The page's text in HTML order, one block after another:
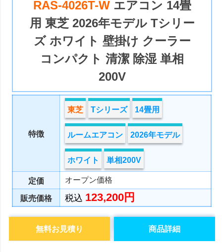
RAS-4026T-W エアコン 14畳
用 東芝 2026年モデル Tシリー
ズ ホワイト 壁掛け クーラー
コンパクト 清潔 除湿 単相
200V
特徴
東芝 Tシリーズ 14畳用
ルームエアコン 2026年モデル
ホワイト 単相200V
定価 オープン価格
販売価格 税込 123,200円
商品詳細
無料お見積り